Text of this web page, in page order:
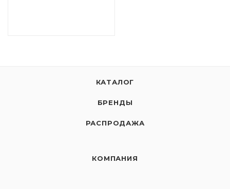
КАТАЛОГ
БРЕНДЫ
РАСПРОДАЖА
КОМПАНИЯ